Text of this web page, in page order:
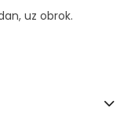
uz obrok.